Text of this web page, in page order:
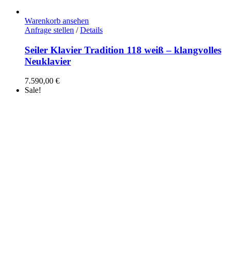
Warenkorb ansehen
Anfrage stellen / Details
Seiler Klavier Tradition 118 weiß – klangvolles
Neuklavier
7.590,00 €
Sale!